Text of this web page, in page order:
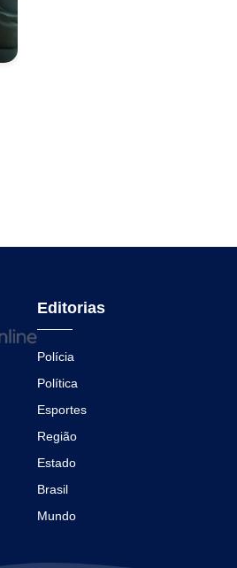
Editorias
Polícia
Política
Esportes
Região
Estado
Brasil
Mundo